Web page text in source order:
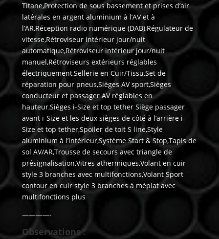
Titane,Protection de sous bassement et prises d’air
latérales en argent aluminium à l’AV et à
l’AR,Réception radio numérique (DAB),Régulateur de
vitesse,Rétroviseur intérieur jour/nuit
automatique,Rétroviseur intérieur jour/nuit
manuel,Rétroviseurs extérieurs réglables
électriquement,Sellerie en Cuir/Tissu,Set de
réparation pour pneus,Sièges AV sport,Sièges
conducteur et passager AV réglables en
hauteur,Sièges i-Size et top tether Siège passager
avant i-Size et les deux sièges de côté à l’arrière i-
Size et top tether,Spoiler de toit S line,Style
aluminium à l’intérieur,Système Start & Stop,Tapis de
sol AV/AR,Trousse de secours avec triangle de
présignalisation,Vitres athermiques,Volant en cuir
style 3 branches avec multifonctions,Volant Sport
contour en cuir style 3 branches à méplat avec
multifonctions plus
————-
Observations :